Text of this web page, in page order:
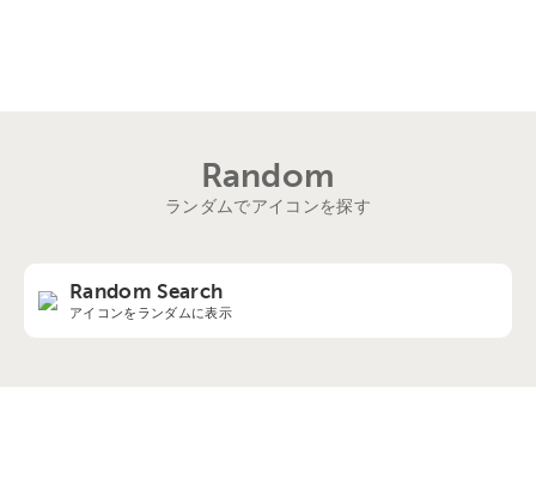
Random
ランダムでアイコンを探す
Random Search
アイコンをランダムに表示